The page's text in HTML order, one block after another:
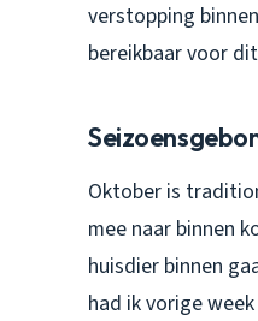
verstopping
bereikbaar voor
Oktober is
mee naar binnen
huisdier binnen
had ik vorige